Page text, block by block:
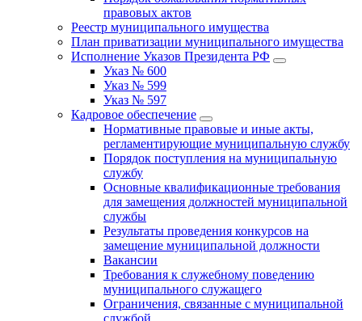
правовых актов
Реестр муниципального имущества
План приватизации муниципального имущества
Исполнение Указов Президента РФ
Указ № 600
Указ № 599
Указ № 597
Кадровое обеспечение
Нормативные правовые и иные акты,
регламентирующие муниципальную службу
Порядок поступления на муниципальную
службу
Основные квалификационные требования
для замещения должностей муниципальной
службы
Результаты проведения конкурсов на
замещение муниципальной должности
Вакансии
Требования к служебному поведению
муниципального служащего
Ограничения, связанные с муниципальной
службой